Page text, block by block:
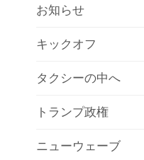
お知らせ
キックオフ
タクシーの中へ
トランプ政権
ニューウェーブ